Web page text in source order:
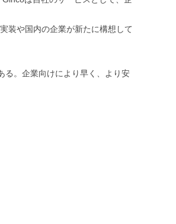
装や国内の企業が新たに構想して
る。企業向けにより早く、より安